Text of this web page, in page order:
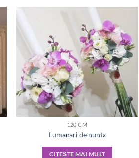
120 CM
Lumanari de nunta
CITEȘTE MAI MULT